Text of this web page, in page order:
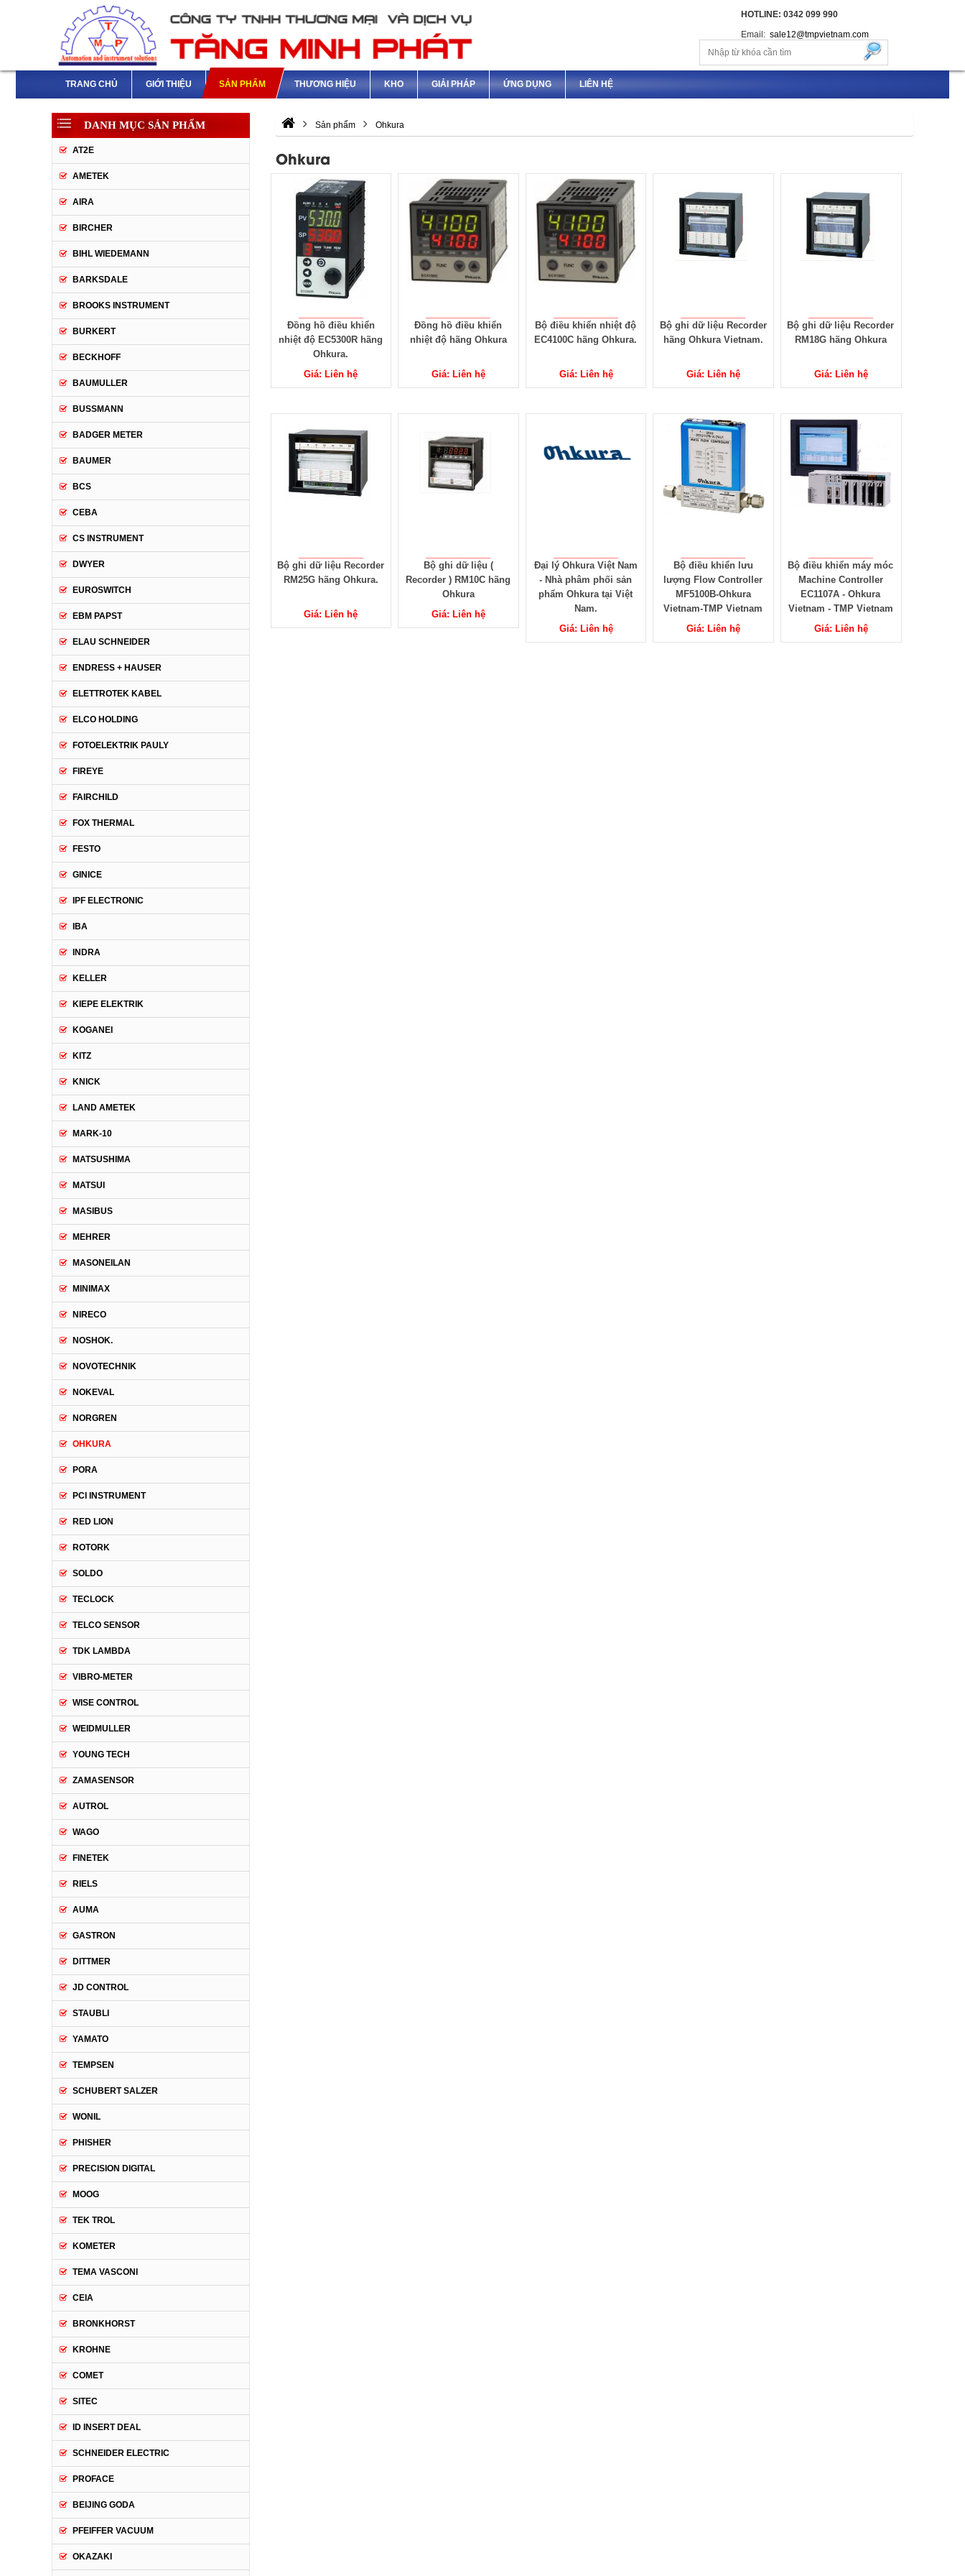
HOTLINE: 0342 099 990
Email: sale12@tmpvietnam.com
TRANG CHỦ GIỚI THIỆU SẢN PHẨM THƯƠNG HIỆU KHO GIẢI PHÁP ỨNG DỤNG LIÊN HỆ
Sản phẩm Ohkura
Ohkura
Đồng hồ điều khiển
nhiệt độ EC5300R hãng
Ohkura.
Giá: Liên hệ
Đồng hồ điều khiển
nhiệt độ hãng Ohkura
Giá: Liên hệ
Bộ điều khiển nhiệt độ
EC4100C hãng Ohkura.
Giá: Liên hệ
Bộ ghi dữ liệu Recorder
hãng Ohkura Vietnam.
Giá: Liên hệ
Bộ ghi dữ liệu Recorder
RM18G hãng Ohkura
Giá: Liên hệ
Bộ ghi dữ liệu Recorder
RM25G hãng Ohkura.
Giá: Liên hệ
Bộ ghi dữ liệu (
Recorder ) RM10C hãng
Ohkura
Giá: Liên hệ
Đại lý Ohkura Việt Nam
- Nhà phâm phối sản
phẩm Ohkura tại Việt
Nam.
Giá: Liên hệ
Bộ điều khiển lưu
lượng Flow Controller
MF5100B-Ohkura
Vietnam-TMP Vietnam
Giá: Liên hệ
Bộ điều khiển máy móc
Machine Controller
EC1107A - Ohkura
Vietnam - TMP Vietnam
Giá: Liên hệ
DANH MỤC SẢN PHẨM
AT2E
AMETEK
AIRA
BIRCHER
BIHL WIEDEMANN
BARKSDALE
BROOKS INSTRUMENT
BURKERT
BECKHOFF
BAUMULLER
BUSSMANN
BADGER METER
BAUMER
BCS
CEBA
CS INSTRUMENT
DWYER
EUROSWITCH
EBM PAPST
ELAU SCHNEIDER
ENDRESS + HAUSER
ELETTROTEK KABEL
ELCO HOLDING
FOTOELEKTRIK PAULY
FIREYE
FAIRCHILD
FOX THERMAL
FESTO
GINICE
IPF ELECTRONIC
IBA
INDRA
KELLER
KIEPE ELEKTRIK
KOGANEI
KITZ
KNICK
LAND AMETEK
MARK-10
MATSUSHIMA
MATSUI
MASIBUS
MEHRER
MASONEILAN
MINIMAX
NIRECO
NOSHOK.
NOVOTECHNIK
NOKEVAL
NORGREN
OHKURA
PORA
PCI INSTRUMENT
RED LION
ROTORK
SOLDO
TECLOCK
TELCO SENSOR
TDK LAMBDA
VIBRO-METER
WISE CONTROL
WEIDMULLER
YOUNG TECH
ZAMASENSOR
AUTROL
WAGO
FINETEK
RIELS
AUMA
GASTRON
DITTMER
JD CONTROL
STAUBLI
YAMATO
TEMPSEN
SCHUBERT SALZER
WONIL
PHISHER
PRECISION DIGITAL
MOOG
TEK TROL
KOMETER
TEMA VASCONI
CEIA
BRONKHORST
KROHNE
COMET
SITEC
ID INSERT DEAL
SCHNEIDER ELECTRIC
PROFACE
BEIJING GODA
PFEIFFER VACUUM
OKAZAKI